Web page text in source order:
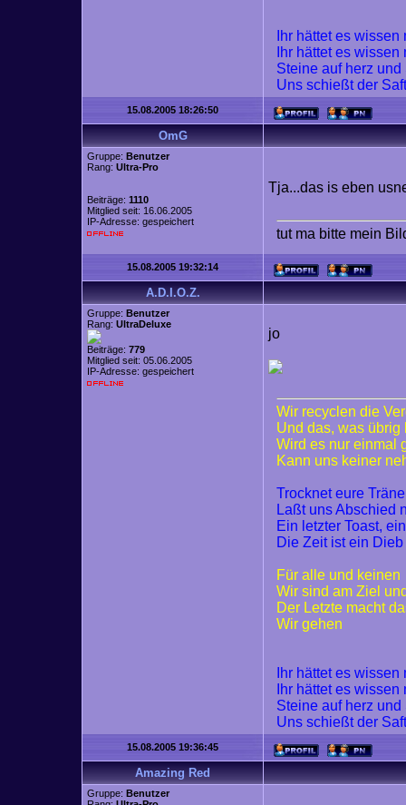
Ihr hättet es wissen
Ihr hättet es wissen
Steine auf herz und
Uns schießt der
15.08.2005 18:26:50
OmG
Gruppe: Benutzer
Rang: Ultra-Pro
Beiträge: 1110
Mitglied seit: 16.06.2005
IP-Adresse: gespeichert
Tja...das is eben
tut ma bitte mein
15.08.2005 19:32:14
A.D.I.O.Z.
Gruppe: Benutzer
Rang: UltraDeluxe
Beiträge: 779
Mitglied seit: 05.06.2005
IP-Adresse: gespeichert
jo
Wir recyclen die
Und das, was übrig
Wird es nur einmal
Kann uns keiner
Trocknet eure
Laßt uns Abschied
Ein letzter Toast,
Die Zeit ist ein Dieb
Für alle und keinen
Wir sind am Ziel
Der Letzte macht
Wir gehen
Ihr hättet es wissen
Ihr hättet es wissen
Steine auf herz und
Uns schießt der
15.08.2005 19:36:45
Amazing Red
Gruppe: Benutzer